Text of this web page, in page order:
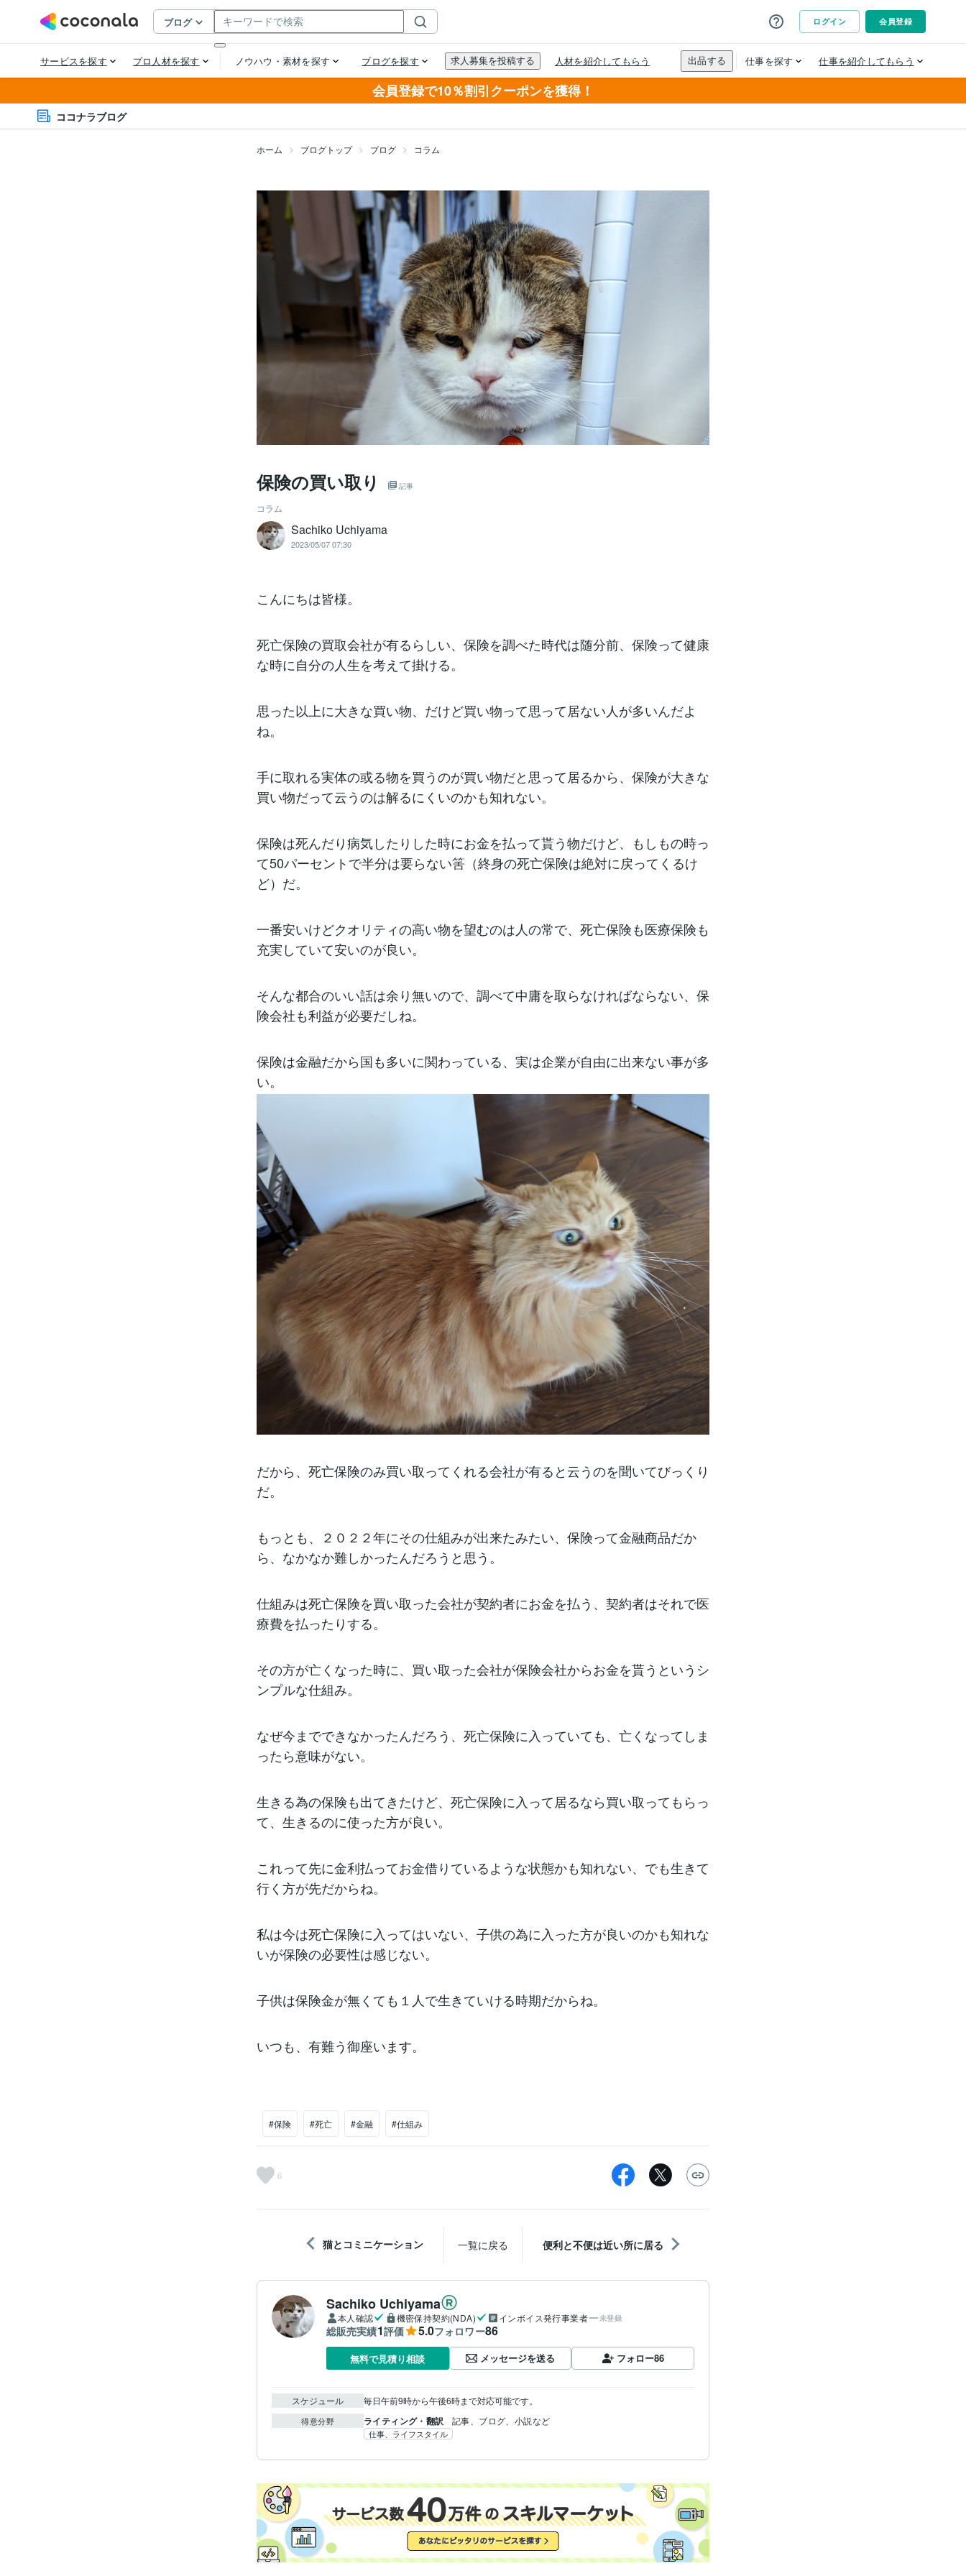
会員登録で10％割引クーポンを獲得！
ココナラブログ
ホーム ブログトップ ブログ コラム
保険の買い取り 記事
コラム
Sachiko Uchiyama
2023/05/07 07:30
こんにちは皆様。
死亡保険の買取会社が有るらしい、保険を調べた時代は随分前、保険って健康
な時に自分の人生を考えて掛ける。
思った以上に大きな買い物、だけど買い物って思って居ない人が多いんだよ
ね。
手に取れる実体の或る物を買うのが買い物だと思って居るから、保険が大きな
買い物だって云うのは解るにくいのかも知れない。
保険は死んだり病気したりした時にお金を払って貰う物だけど、もしもの時っ
て50パーセントで半分は要らない筈（終身の死亡保険は絶対に戻ってくるけ
ど）だ。
一番安いけどクオリティの高い物を望むのは人の常で、死亡保険も医療保険も
充実していて安いのが良い。
そんな都合のいい話は余り無いので、調べて中庸を取らなければならない、保
険会社も利益が必要だしね。
保険は金融だから国も多いに関わっている、実は企業が自由に出来ない事が多
い。
だから、死亡保険のみ買い取ってくれる会社が有ると云うのを聞いてびっくり
だ。
もっとも、２０２２年にその仕組みが出来たみたい、保険って金融商品だか
ら、なかなか難しかったんだろうと思う。
仕組みは死亡保険を買い取った会社が契約者にお金を払う、契約者はそれで医
療費を払ったりする。
その方が亡くなった時に、買い取った会社が保険会社からお金を貰うというシ
ンプルな仕組み。
なぜ今までできなかったんだろう、死亡保険に入っていても、亡くなってしま
ったら意味がない。
生きる為の保険も出てきたけど、死亡保険に入って居るなら買い取ってもらっ
て、生きるのに使った方が良い。
これって先に金利払ってお金借りているような状態かも知れない、でも生きて
行く方が先だからね。
私は今は死亡保険に入ってはいない、子供の為に入った方が良いのかも知れな
いが保険の必要性は感じない。
子供は保険金が無くても１人で生きていける時期だからね。
いつも、有難う御座います。
#保険 #死亡 #金融 #仕組み
6
猫とコミニケーション 一覧に戻る 便利と不便は近い所に居る
Sachiko Uchiyama
本人確認 機密保持契約(NDA) インボイス発行事業者 未登録
総販売実績1評価 5.0フォロワー86
無料で見積り相談 メッセージを送る フォロー86
スケジュール 毎日午前9時から午後6時まで対応可能です。
得意分野 ライティング・翻訳 記事、ブログ、小説など
仕事、ライフスタイル